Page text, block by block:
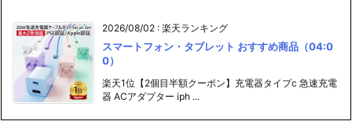
2026/08/02 : 楽天ランキング
スマートフォン・タブレット おすすめ商品（04:0
0）
楽天1位【2個目半額クーポン】充電器タイプc 急速充電
器 ACアダプター iph ...